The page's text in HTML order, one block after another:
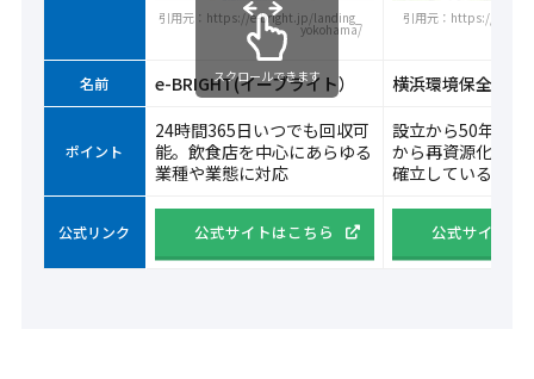
引用元：https://e-bright.jp/landing_
yokohama/
引用元：https://
名前 e-BRIGHT(イーブライト） 横浜環境保全
ポイント
24時間365日いつでも回収可
能。飲食店を中心にあらゆる
業種や業態に対応
設立から50年、廃
から再資源化まで
確立している
公式リンク 公式サイトはこちら 公式サイトは
スクロールできます